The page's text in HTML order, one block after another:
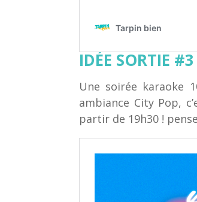
IDÉE SORTIE
Une soirée karaoke
ambiance City Pop,
partir de 19h30 !